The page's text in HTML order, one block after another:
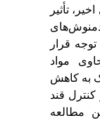
تأثیر
قرار
مواد
به کاهش
قند
مطالعه